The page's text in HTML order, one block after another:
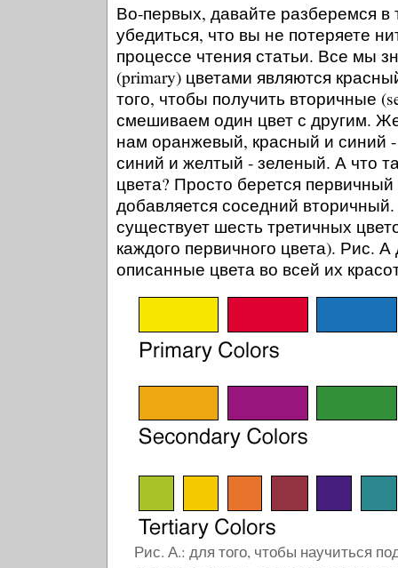
Во-первых, давайте разберемся в
убедиться, что вы не потеряете
процессе чтения статьи. Все мы
(primary) цветами являются
того, чтобы получить вторичные
смешиваем один цвет с другим.
нам оранжевый, красный и синий
синий и желтый - зеленый. А что
цвета? Просто берется
добавляется соседний
существует шесть третичных
каждого первичного цвета). Рис.
описанные цвета во всей их
Рис. А.: для того, чтобы научиться